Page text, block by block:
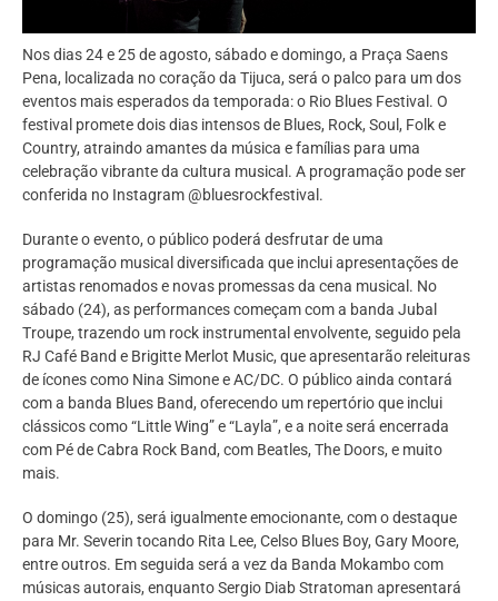
Nos dias 24 e 25 de agosto, sábado e domingo, a Praça Saens
Pena, localizada no coração da Tijuca, será o palco para um dos
eventos mais esperados da temporada: o Rio Blues Festival. O
festival promete dois dias intensos de Blues, Rock, Soul, Folk e
Country, atraindo amantes da música e famílias para uma
celebração vibrante da cultura musical. A programação pode ser
conferida no Instagram @bluesrockfestival.
Durante o evento, o público poderá desfrutar de uma
programação musical diversificada que inclui apresentações de
artistas renomados e novas promessas da cena musical. No
sábado (24), as performances começam com a banda Jubal
Troupe, trazendo um rock instrumental envolvente, seguido pela
RJ Café Band e Brigitte Merlot Music, que apresentarão releituras
de ícones como Nina Simone e AC/DC. O público ainda contará
com a banda Blues Band, oferecendo um repertório que inclui
clássicos como “Little Wing” e “Layla”, e a noite será encerrada
com Pé de Cabra Rock Band, com Beatles, The Doors, e muito
mais.
O domingo (25), será igualmente emocionante, com o destaque
para Mr. Severin tocando Rita Lee, Celso Blues Boy, Gary Moore,
entre outros. Em seguida será a vez da Banda Mokambo com
músicas autorais, enquanto Sergio Diab Stratoman apresentará